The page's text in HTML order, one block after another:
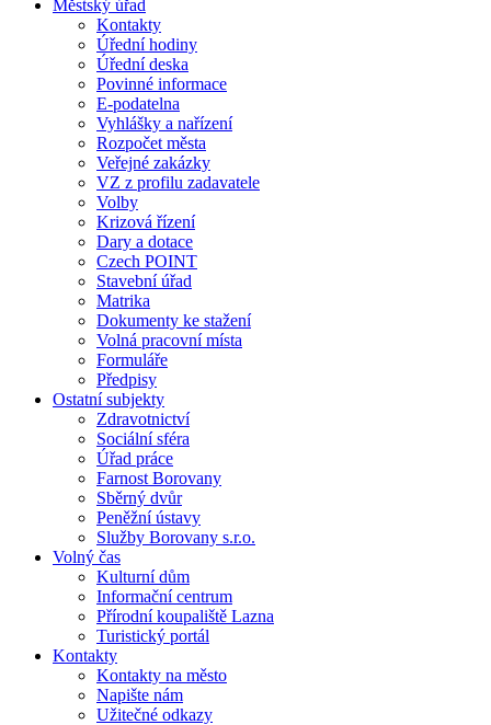
Městský úřad
Kontakty
Úřední hodiny
Úřední deska
Povinné informace
E-podatelna
Vyhlášky a nařízení
Rozpočet města
Veřejné zakázky
VZ z profilu zadavatele
Volby
Krizová řízení
Dary a dotace
Czech POINT
Stavební úřad
Matrika
Dokumenty ke stažení
Volná pracovní místa
Formuláře
Předpisy
Ostatní subjekty
Zdravotnictví
Sociální sféra
Úřad práce
Farnost Borovany
Sběrný dvůr
Peněžní ústavy
Služby Borovany s.r.o.
Volný čas
Kulturní dům
Informační centrum
Přírodní koupaliště Lazna
Turistický portál
Kontakty
Kontakty na město
Napište nám
Užitečné odkazy